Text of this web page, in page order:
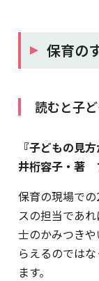
保育の
読むと子
『子どもの見
井桁容子・著
保育の現場で
スの担当であ
士のかみつき
らえるのでは
ます。